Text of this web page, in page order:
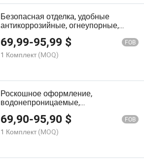
Безопасная отделка, удобные
антикоррозийные, огнеупорные,
экологически чистые материалы,
стальные квартиры, настраиваемая
входная дверь
69,99-95,99 $ FOB
1 Комплект (MOQ)
Роскошное оформление,
водонепроницаемые,
антикоррозийные, огнеупорные,
экологически чистые материалы,
стальные квартиры, настраиваемая
входная дверь
69,90-95,90 $ FOB
1 Комплект (MOQ)